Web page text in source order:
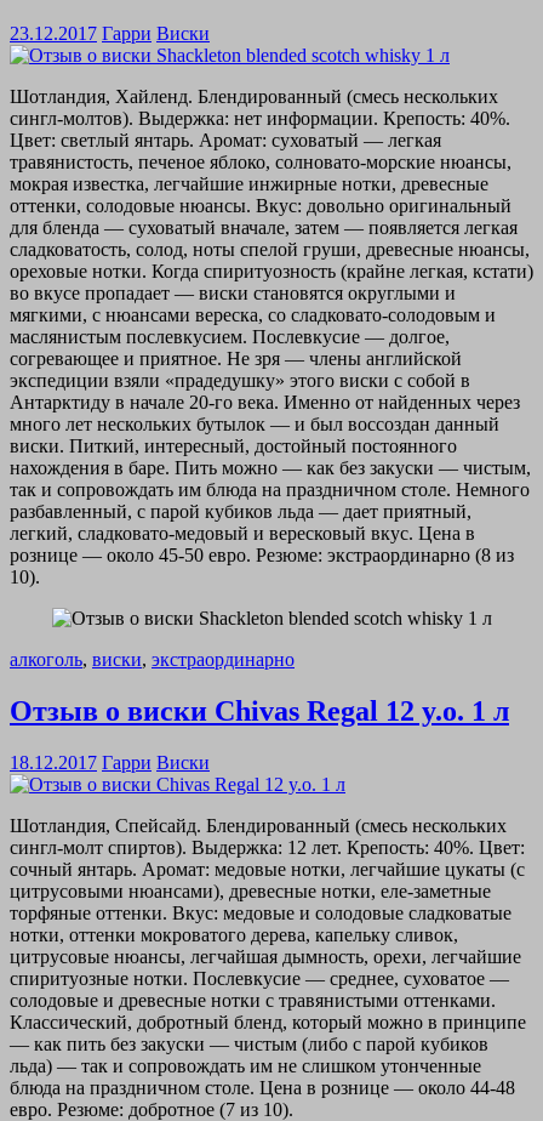
23.12.2017 Гарри Виски
Шотландия, Хайленд. Блендированный (смесь нескольких
сингл-молтов). Выдержка: нет информации. Крепость: 40%.
Цвет: светлый янтарь. Аромат: суховатый — легкая
травянистость, печеное яблоко, солновато-морские нюансы,
мокрая известка, легчайшие инжирные нотки, древесные
оттенки, солодовые нюансы. Вкус: довольно оригинальный
для бленда — суховатый вначале, затем — появляется легкая
сладковатость, солод, ноты спелой груши, древесные нюансы,
ореховые нотки. Когда спиритуозность (крайне легкая, кстати)
во вкусе пропадает — виски становятся округлыми и
мягкими, с нюансами вереска, со сладковато-солодовым и
маслянистым послевкусием. Послевкусие — долгое,
согревающее и приятное. Не зря — члены английской
экспедиции взяли «прадедушку» этого виски с собой в
Антарктиду в начале 20-го века. Именно от найденных через
много лет нескольких бутылок — и был воссоздан данный
виски. Питкий, интересный, достойный постоянного
нахождения в баре. Пить можно — как без закуски — чистым,
так и сопровождать им блюда на праздничном столе. Немного
разбавленный, с парой кубиков льда — дает приятный,
легкий, сладковато-медовый и вересковый вкус. Цена в
рознице — около 45-50 евро. Резюме: экстраординарно (8 из
10).
алкоголь, виски, экстраординарно
Отзыв о виски Chivas Regal 12 y.o. 1 л
18.12.2017 Гарри Виски
Шотландия, Спейсайд. Блендированный (смесь нескольких
сингл-молт спиртов). Выдержка: 12 лет. Крепость: 40%. Цвет:
сочный янтарь. Аромат: медовые нотки, легчайшие цукаты (с
цитрусовыми нюансами), древесные нотки, еле-заметные
торфяные оттенки. Вкус: медовые и солодовые сладковатые
нотки, оттенки мокроватого дерева, капельку сливок,
цитрусовые нюансы, легчайшая дымность, орехи, легчайшие
спиритуозные нотки. Послевкусие — среднее, суховатое —
солодовые и древесные нотки с травянистыми оттенками.
Классический, добротный бленд, который можно в принципе
— как пить без закуски — чистым (либо с парой кубиков
льда) — так и сопровождать им не слишком утонченные
блюда на праздничном столе. Цена в рознице — около 44-48
евро. Резюме: добротное (7 из 10).